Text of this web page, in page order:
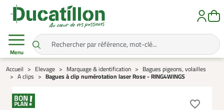
Menu
Accueil Elevage Marquage & identification
Bagues pigeons, volailles
A clips
Bagues à clip numérotation laser Rose - RING4WINGS
favorite_border